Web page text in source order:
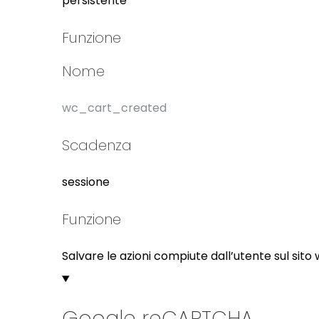
Funzione
Nome
wc_cart_created
Scadenza
sessione
Funzione
Salvare le azioni compiute dall’utente sul sito